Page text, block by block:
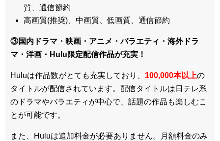
質、通信節約
高画質(推奨)、中画質、低画質、通信節約
③国内ドラマ・映画・アニメ・バラエティ・ 海外ドラ
マ・洋画・Hulu限定配信作品が充実！
Huluは作品数がとても充実しており、 100,000本以上の
タイトルが配信されています。配信タイトルは 日テレ系
のドラマやバラエティが中心で、話題の作品も楽しむこ
とが可能です。
また、Huluは追加料金が必要ありません。
月額料金のみ